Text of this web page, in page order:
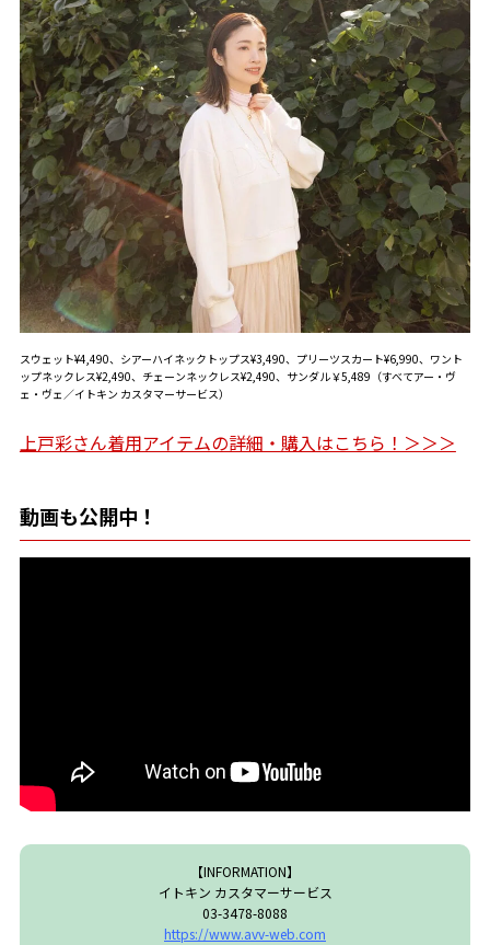
スウェット¥4,490、シアーハイネックトップス¥3,490、プリーツスカート¥6,990、ワント
ップネックレス¥2,490、チェーンネックレス¥2,490、サンダル￥5,489（すべてアー・ヴ
ェ・ヴェ／イトキン カスタマーサービス）
上戸彩さん着用アイテムの詳細・購入はこちら！＞＞＞
動画も公開中！
【INFORMATION】
イトキン カスタマーサービス
03-3478-8088
https://www.avv-web.com